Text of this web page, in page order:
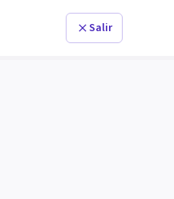
Salir